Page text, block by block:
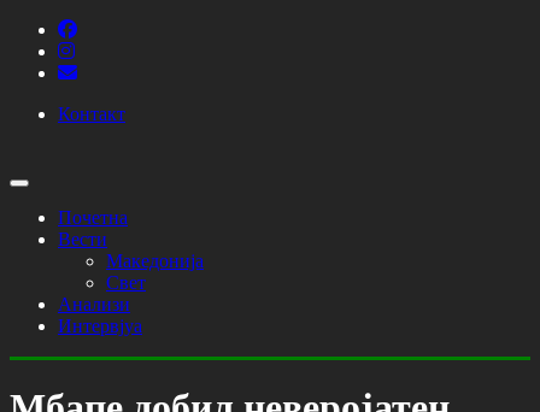
Контакт
Почетна
Вести
Македонија
Свет
Анализи
Интервјуа